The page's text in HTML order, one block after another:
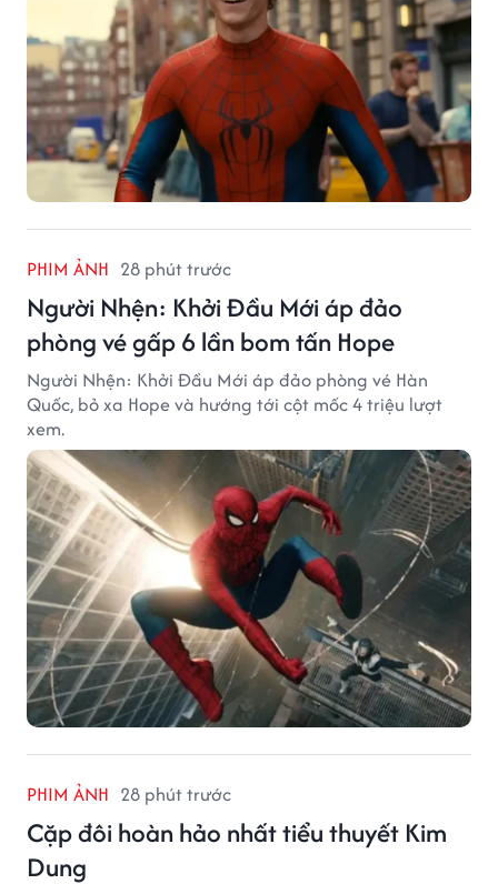
PHIM ẢNH 28 phút trước
Người Nhện: Khởi Đầu Mới áp đảo
phòng vé gấp 6 lần bom tấn Hope
Người Nhện: Khởi Đầu Mới áp đảo phòng vé Hàn
Quốc, bỏ xa Hope và hướng tới cột mốc 4 triệu lượt
xem.
PHIM ẢNH 28 phút trước
Cặp đôi hoàn hảo nhất tiểu thuyết Kim
Dung